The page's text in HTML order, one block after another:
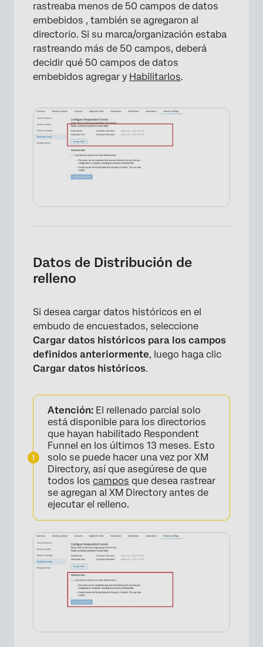
rastreaba menos de 50 campos de datos
embebidos , también se agregaron al
directorio. Si su marca/organización estaba
rastreando más de 50 campos, deberá
decidir qué 50 campos de datos
embebidos agregar y Habilitarlos.
×
Datos de Distribución de
relleno
Si desea cargar datos históricos en el
embudo de encuestados, seleccione
Cargar datos históricos para los campos
definidos anteriormente, luego haga clic
Cargar datos históricos.
Atención: El rellenado parcial solo
está disponible para los directorios
que hayan habilitado Respondent
Funnel en los últimos 13 meses. Esto
solo se puede hacer una vez por XM
Directory, así que asegúrese de que
todos los campos que desea rastrear
se agregan al XM Directory antes de
ejecutar el relleno.